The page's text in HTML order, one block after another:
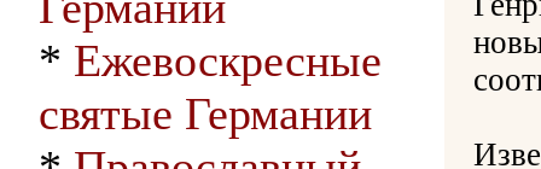
* Ежевоскресные
святые Германии